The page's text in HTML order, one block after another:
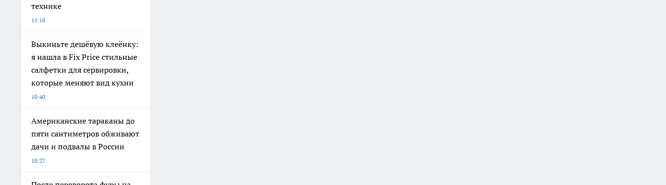
технике
11:10
Выкиньте дешёвую клеёнку:
я нашла в Fix Price стильные
салфетки для сервировки,
которые меняют вид кухни
10:40
Американские тараканы до
пяти сантиметров обживают
дачи и подвалы в России
10:27